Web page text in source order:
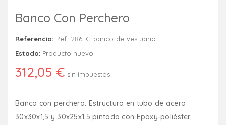
Banco Con Perchero
Referencia: Ref_286TG-banco-de-vestuario
Estado: Producto nuevo
312,05 € sin impuestos
Banco con perchero. Estructura en tubo de acero
30x30x1,5 y 30x25x1,5 pintada con Epoxy-poliéster